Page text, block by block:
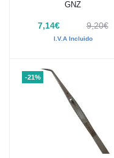
GNZ
7,14€ 9,20€
I.V.A Incluido
-21%